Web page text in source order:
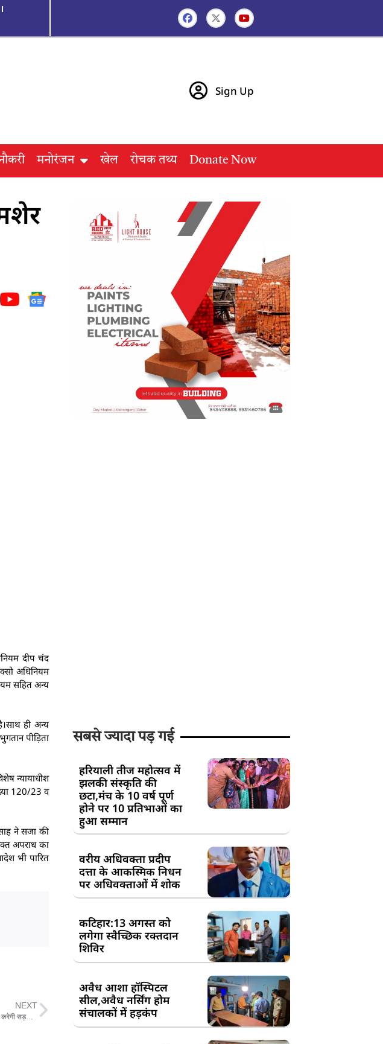
Sign Up
मनोरंजन खेल रोचक तथ्य Donate Now
दीप चंद
अधिनियम
सहित अन्य
ही अन्य
पीड़िता
न्यायाधीश
120/23 व
ने सजा की
अपराध का
भी पारित
NEXT
“वंदे मातरम् थोपना बर्दाश्त नहीं” : अख्तरुल ईमान का ऐलान, एआईएमआईएम करेगी सड़क से सदन तक संघर्ष
सबसे ज्यादा पड़ गई
हरियाली तीज महोत्सव में
झलकी संस्कृति की
छटा,मंच के 10 वर्ष पूर्ण
होने पर 10 प्रतिभाओं का
हुआ सम्मान
वरीय अधिवक्ता प्रदीप
दत्ता के आकस्मिक निधन
पर अधिवक्ताओं में शोक
कटिहार:13 अगस्त को
लगेगा स्वैच्छिक रक्तदान
शिविर
अवैध आशा हॉस्पिटल
सील,अवैध नर्सिंग होम
संचालकों में हड़कंप